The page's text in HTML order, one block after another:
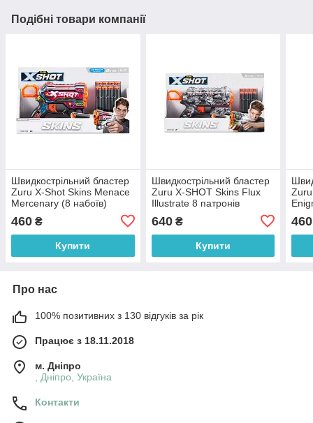
Подібні товари компанії
Швидкострільний бластер
Zuru X-Shot Skins Menace
Mercenary (8 набоїв)
460 ₴
Купити
Швидкострільний бластер
Zuru X-SHOT Skins Flux
Illustrate 8 патронів
640₴
Купити
460
Про нас
100% позитивних з 130 відгуків за рік
Працює з 18.11.2018
м. Дніпро
, Дніпро, Україна
Контакти